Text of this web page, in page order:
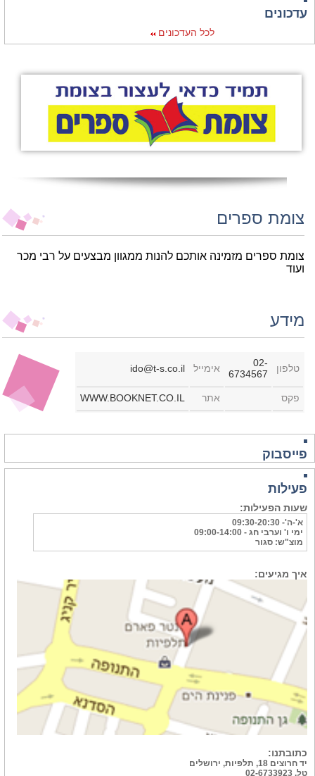
עדכונים
לכל העדכונים
צומת ספרים
צומת ספרים מזמינה אותכם להנות ממגוון מבצעים על רבי מכר
ועוד
מידע
טלפון
02-
6734567
אימייל ido@t-s.co.il
פקס אתר WWW.BOOKNET.CO.IL
פייסבוק
פעילות
שעות הפעילות:
א'-ה'- 09:30-20:30
ימי ו' וערבי חג - 09:00-14:00
מוצ"ש: סגור
איך מגיעים:
כתובתנו:
יד חרוצים 18, תלפיות, ירושלים
טל. 02-6733923